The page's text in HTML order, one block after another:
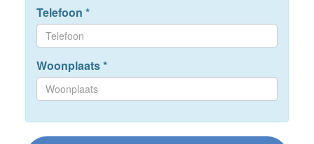
Telefoon *
Woonplaats*